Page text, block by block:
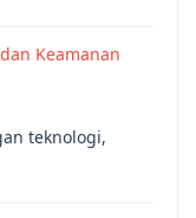
Keamanan
teknologi,